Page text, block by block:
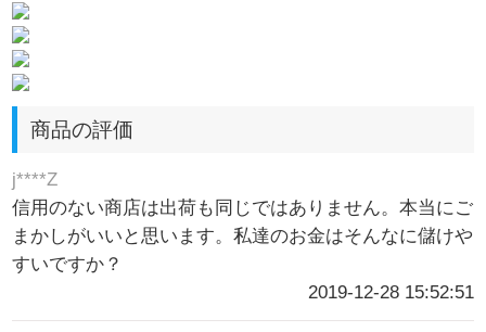
商品の評価
j****Z
信用のない商店は出荷も同じではありません。本当にご
まかしがいいと思います。私達のお金はそんなに儲けや
すいですか？
2019-12-28 15:52:51